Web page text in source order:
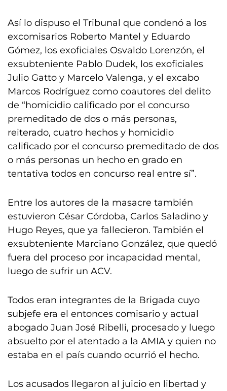
Así lo dispuso el Tribunal que condenó a los
excomisarios Roberto Mantel y Eduardo
Gómez, los exoficiales Osvaldo Lorenzón, el
exsubteniente Pablo Dudek, los exoficiales
Julio Gatto y Marcelo Valenga, y el excabo
Marcos Rodríguez como coautores del delito
de “homicidio calificado por el concurso
premeditado de dos o más personas,
reiterado, cuatro hechos y homicidio
calificado por el concurso premeditado de dos
o más personas un hecho en grado en
tentativa todos en concurso real entre sí”.
Entre los autores de la masacre también
estuvieron César Córdoba, Carlos Saladino y
Hugo Reyes, que ya fallecieron. También el
exsubteniente Marciano González, que quedó
fuera del proceso por incapacidad mental,
luego de sufrir un ACV.
Todos eran integrantes de la Brigada cuyo
subjefe era el entonces comisario y actual
abogado Juan José Ribelli, procesado y luego
absuelto por el atentado a la AMIA y quien no
estaba en el país cuando ocurrió el hecho.
Los acusados llegaron al juicio en libertad y